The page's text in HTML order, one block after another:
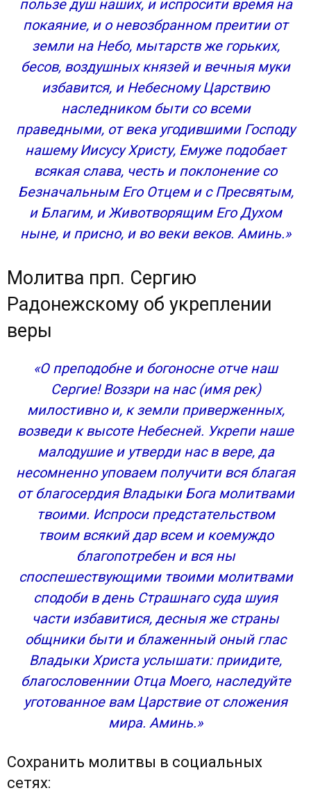
пользе душ наших, и испросити время на
покаяние, и о невозбранном преитии от
земли на Небо, мытарств же горьких,
бесов, воздушных князей и вечныя муки
избавится, и Небесному Царствию
наследником быти со всеми
праведными, от века угодившими Господу
нашему Иисусу Христу, Емуже подобает
всякая слава, честь и поклонение со
Безначальным Его Отцем и с Пресвятым,
и Благим, и Животворящим Его Духом
ныне, и присно, и во веки веков. Аминь.»
Молитва прп. Сергию
Радонежскому об укреплении
веры
«О преподобне и богоносне отче наш
Сергие! Воззри на нас (имя рек)
милостивно и, к земли приверженных,
возведи к высоте Небесней. Укрепи наше
малодушие и утверди нас в вере, да
несомненно уповаем получити вся благая
от благосердия Владыки Бога молитвами
твоими. Испроси предстательством
твоим всякий дар всем и коемуждо
благопотребен и вся ны
споспешествующими твоими молитвами
сподоби в день Страшнаго суда шуия
части избавитися, десныя же страны
общники быти и блаженный оный глас
Владыки Христа услышати: приидите,
благословеннии Отца Моего, наследуйте
уготованное вам Царствие от сложения
мира. Аминь.»
Сохранить молитвы в социальных
сетях: